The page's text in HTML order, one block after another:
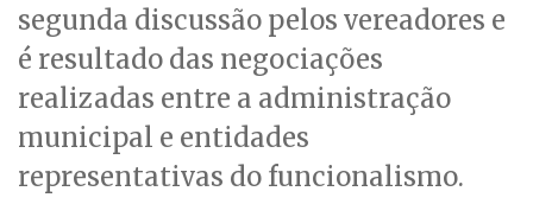
segunda discussão pelos vereadores e
é resultado das negociações
realizadas entre a administração
municipal e entidades
representativas do funcionalismo.